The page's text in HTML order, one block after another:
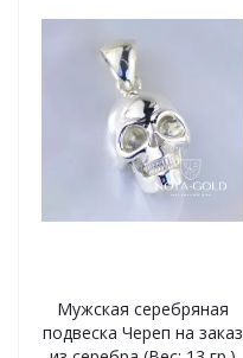
Мужская серебряная
подвеска Череп на заказ